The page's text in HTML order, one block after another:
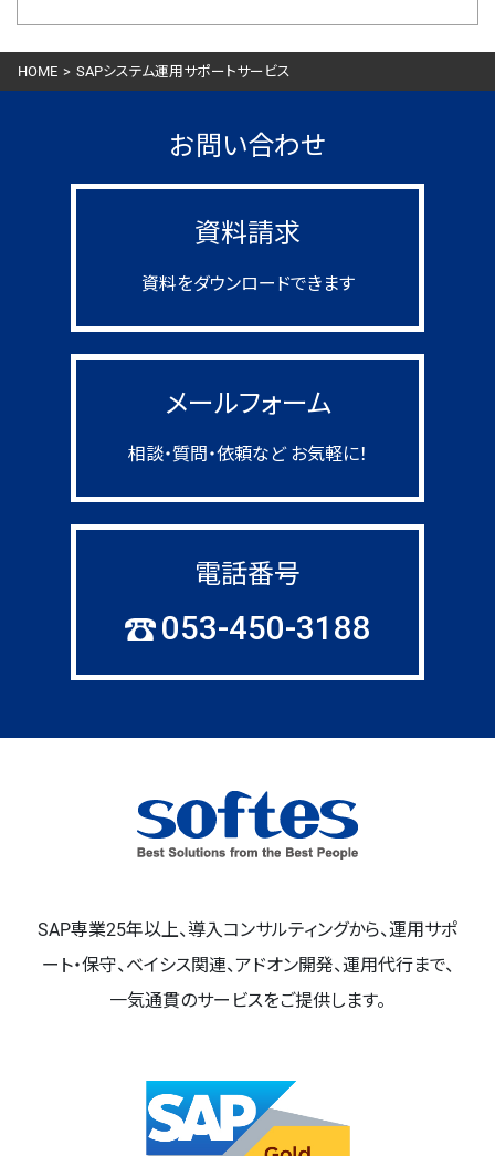
HOME > SAPシステム運用サポートサービス
お問い合わせ
資料請求
資料をダウンロードできます
メールフォーム
相談・質問・依頼など お気軽に！
電話番号
053-450-3188
SAP専業25年以上、導入コンサルティングから、運用サポ
ート・保守、ベイシス関連、アドオン開発、運用代行まで、
一気通貫のサービスをご提供します。